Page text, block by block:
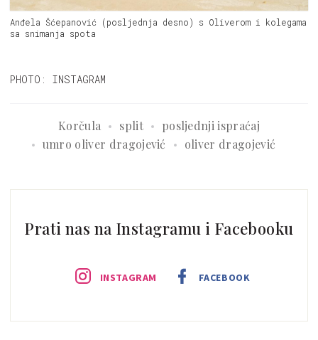
Anđela Šćepanović (posljednja desno) s Oliverom i kolegama
sa snimanja spota
PHOTO: INSTAGRAM
Korčula split
posljednji ispraćaj
umro oliver dragojević
oliver dragojević
Prati nas na Instagramu i Facebooku
INSTAGRAM FACEBOOK